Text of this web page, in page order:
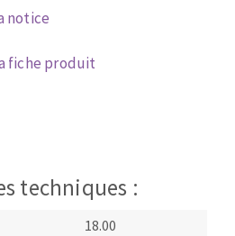
notice
fiche produit
techniques :
18.00